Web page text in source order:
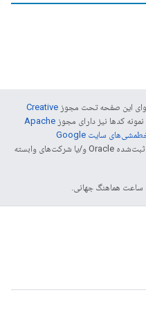
این صفحه تحت مجوز Creative
کدها نیز دارای مجوز Apache
خطمشی‌های سایت Google
مراجعه کنید. جاوا علامت تجاری ثبت‌شده Oracle و/یا شرکت‌های وابسته